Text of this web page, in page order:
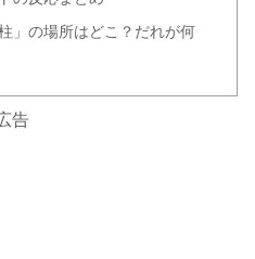
」の場所はどこ？だれが何
告